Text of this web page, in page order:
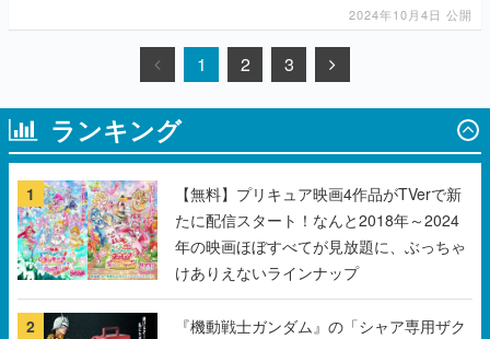
2024年10月4日 公開
1 2 3
ランキング
1
【無料】プリキュア映画4作品がTVerで新
たに配信スタート！なんと2018年～2024
年の映画ほぼすべてが見放題に、ぶっちゃ
けありえないラインナップ
2
『機動戦士ガンダム』の「シャア専用ザク